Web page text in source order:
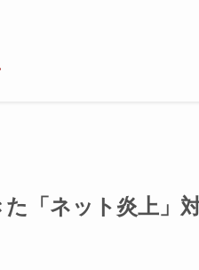
た「ネット炎上